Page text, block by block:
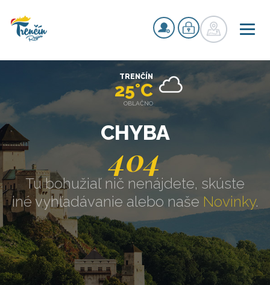
CHYBA
404
Tu bohužiaľ nič nenájdete, skúste
iné vyhľadávanie alebo naše Novinky.
TRENČÍN
25°C
OBLAČNO